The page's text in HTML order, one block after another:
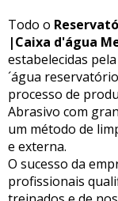
Todo o
|Caixa d'água
estabelecidas
´água
processo de
Abrasivo com
um método de
e externa.
O sucesso da
profissionais